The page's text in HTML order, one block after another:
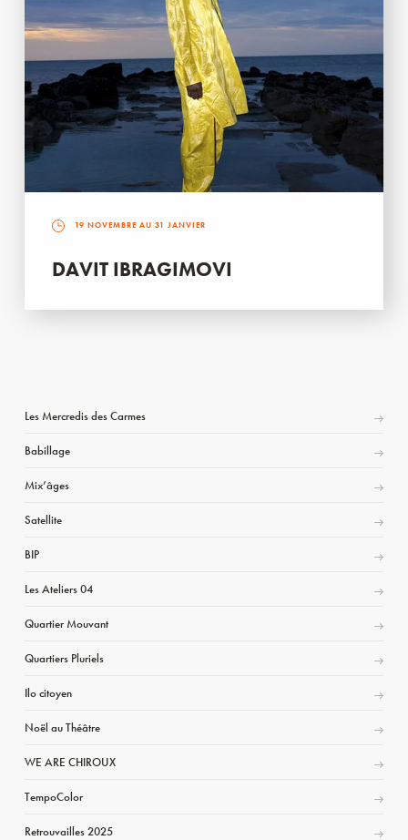
19 NOVEMBRE AU 31 JANVIER
DAVIT IBRAGIMOVI
Les Mercredis des Carmes
Babillage
Mix’âges
Satellite
BIP
Les Ateliers 04
Quartier Mouvant
Quartiers Pluriels
Ilo citoyen
Noël au Théâtre
WE ARE CHIROUX
TempoColor
Retrouvailles 2025